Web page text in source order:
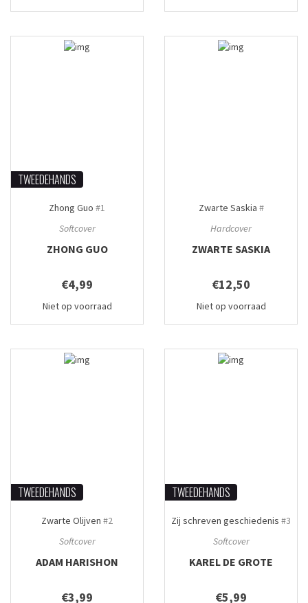
TWEEDEHANDS
Zhong Guo #1
Softcover
ZHONG GUO
€4,99
Niet op voorraad
Zwarte Saskia #
Hardcover
ZWARTE SASKIA
€12,50
Niet op voorraad
TWEEDEHANDS
Zwarte Olijven #2
Softcover
ADAM HARISHON
€3,99
TWEEDEHANDS
Zij schreven geschiedenis #3
Softcover
KAREL DE GROTE
€5,99